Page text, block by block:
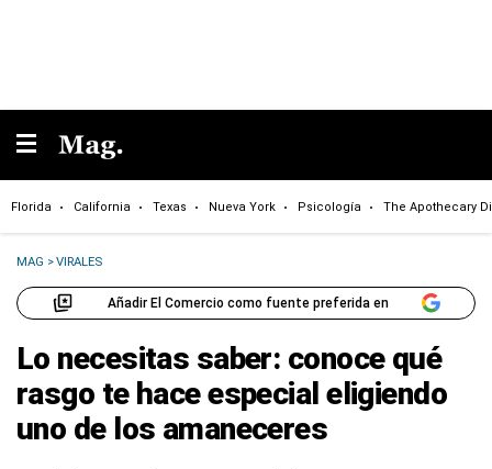
Florida California Texas Nueva York Psicología The Apothecary
MAG >VIRALES
Añadir El Comercio como fuente preferida en
Lo necesitas saber: conoce qué
rasgo te hace especial eligiendo
uno de los amaneceres